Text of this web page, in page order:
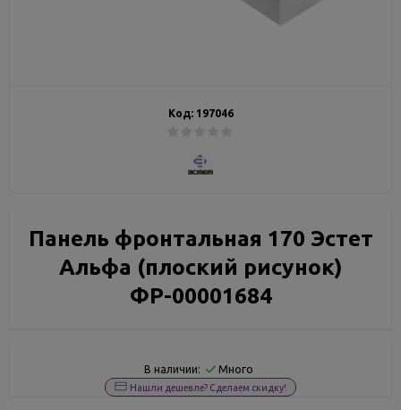
Код: 197046
Панель фронтальная 170 Эстет
Альфа (плоский рисунок)
ФР-00001684
В наличии: Много
Нашли дешевле? Сделаем скидку!